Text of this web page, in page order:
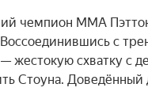
чемпион MMA
с
жестокую схватку с
Стоуна.